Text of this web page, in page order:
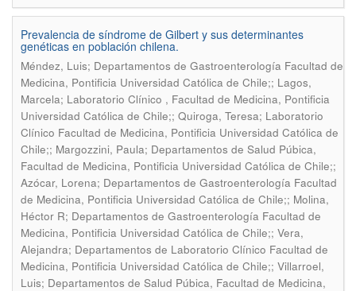
Prevalencia de síndrome de Gilbert y sus determinantes
genéticas en población chilena.
Méndez, Luis; Departamentos de Gastroenterología Facultad de
Medicina, Pontificia Universidad Católica de Chile;; Lagos,
Marcela; Laboratorio Clínico , Facultad de Medicina, Pontificia
Universidad Católica de Chile;; Quiroga, Teresa; Laboratorio
Clínico Facultad de Medicina, Pontificia Universidad Católica de
Chile;; Margozzini, Paula; Departamentos de Salud Púbica,
Facultad de Medicina, Pontificia Universidad Católica de Chile;;
Azócar, Lorena; Departamentos de Gastroenterología Facultad
de Medicina, Pontificia Universidad Católica de Chile;; Molina,
Héctor R; Departamentos de Gastroenterología Facultad de
Medicina, Pontificia Universidad Católica de Chile;; Vera,
Alejandra; Departamentos de Laboratorio Clínico Facultad de
Medicina, Pontificia Universidad Católica de Chile;; Villarroel,
Luis; Departamentos de Salud Púbica, Facultad de Medicina,